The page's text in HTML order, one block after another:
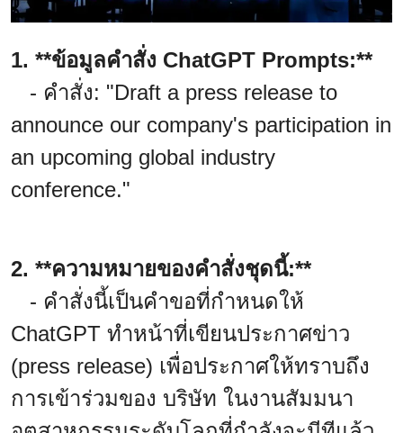
1. **ข้อมูลคำสั่ง ChatGPT Prompts:**
- คำสั่ง: "Draft a press release to
announce our company's participation in
an upcoming global industry
conference."
2. **ความหมายของคำสั่งชุดนี้:**
- คำสั่งนี้เป็นคำขอที่กำหนดให้
ChatGPT ทำหน้าที่เขียนประกาศข่าว
(press release) เพื่อประกาศให้ทราบถึง
การเข้าร่วมของ บริษัท ในงานสัมมนา